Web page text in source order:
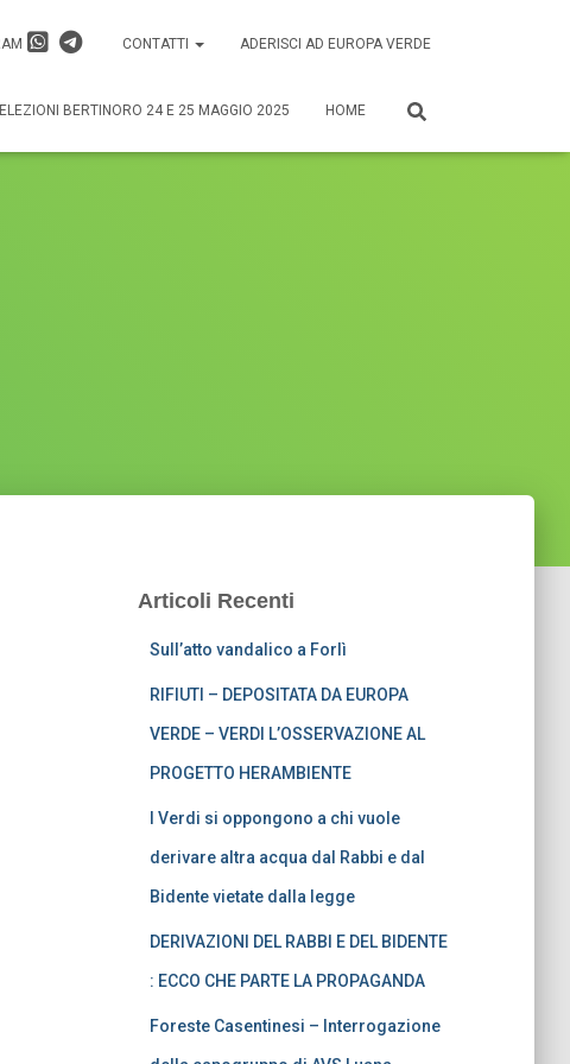
CONTATTI ADERISCI AD EUROPA VERDE
ELEZIONI BERTINORO 24 E 25 MAGGIO 2025 HOME
Articoli Recenti
Sull’atto vandalico a Forlì
RIFIUTI – DEPOSITATA DA EUROPA
VERDE – VERDI L’OSSERVAZIONE AL
PROGETTO HERAMBIENTE
I Verdi si oppongono a chi vuole
derivare altra acqua dal Rabbi e dal
Bidente vietate dalla legge
DERIVAZIONI DEL RABBI E DEL BIDENTE
: ECCO CHE PARTE LA PROPAGANDA
Foreste Casentinesi – Interrogazione